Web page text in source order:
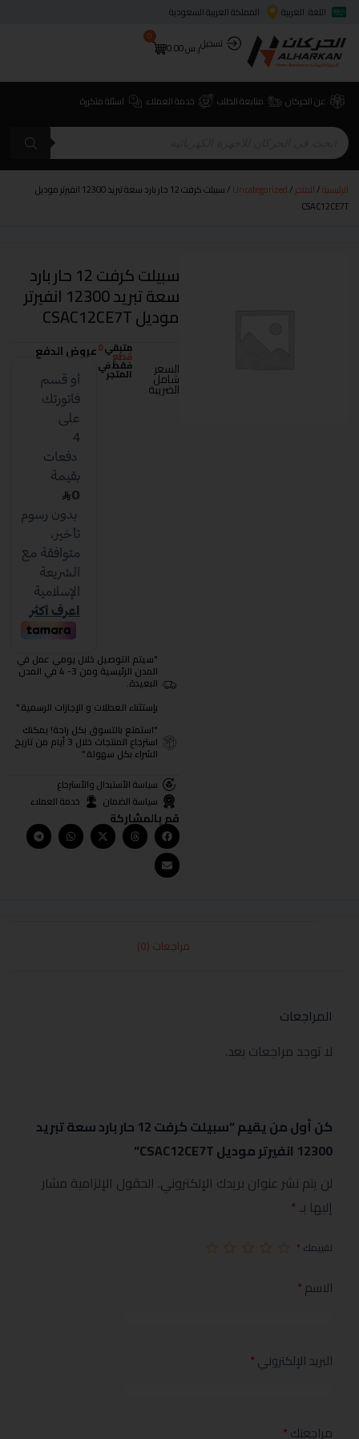
اللغة: العربية
المملكة العربية السعودية
تسجيلر.س0.00
0
عن الحركان متابعة الطلب خدمة العملاء اسئلة متكررة
الرئيسية/المتجر/
Uncategorized
/ سبيلت كرفت 12 حار بارد سعة تبريد 12300 انفيرتر موديل
CSAC12CE7T
سبيلت كرفت 12 حار بارد
سعة تبريد 12300 انفيرتر
موديل CSAC12CE7T
السعر
شامل
الضريبة
متبقي0
قطع
فقط في
المتجر
عروض الدفع
"سيتم التوصيل خلال يومي عمل في
المدن الرئيسية ومن 3- 4 في المدن
البعيدة.
بإستثناء العطلات و الإجازات الرسمية."
"استمتع بالتسوق بكل راحة! يمكنك
استرجاع المنتجات خلال 3 أيام من تاريخ
الشراء بكل سهولة."
سياسة الأستبدال والأسترجاع
سياسة الضمان
خدمة العملاء
قم بالمشاركة
مراجعات (0)
المراجعات
لا توجد مراجعات بعد.
كن أول من يقيم “سبيلت كرفت 12 حار بارد سعة تبريد
12300 انفيرتر موديل CSAC12CE7T”
لن يتم نشر عنوان بريدك الإلكتروني. الحقول الإلزامية مشار
إليها بـ*
تقييمك *
الاسم*
البريد الإلكتروني*
مراجعتك*